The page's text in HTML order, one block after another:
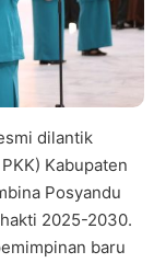
dilantik
Kabupaten
Posyandu
2025-2030.
baru